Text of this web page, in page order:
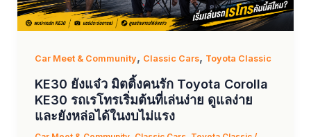
Car Meet & Community, Classic Cars, Toyota Classic
KE30 ยังแจ๋ว มิตติ้งคนรัก Toyota Corolla
KE30 รถเรโทรเริ่มต้นที่เล่นง่าย ดูแลง่าย
และยังหล่อได้ในงบไม่แรง